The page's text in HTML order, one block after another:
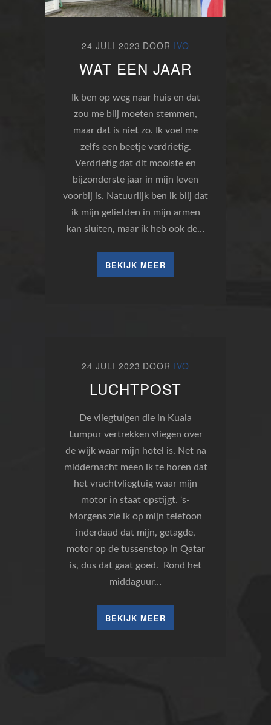
24 JULI 2023 DOOR IVO
WAT EEN JAAR
Ik ben op weg naar huis en dat
zou me blij moeten stemmen,
maar dat is niet zo. Ik voel me
zelfs een beetje verdrietig.
Verdrietig dat dit mooiste en
bijzonderste jaar in mijn leven
voorbij is. Natuurlijk ben ik blij dat
ik mijn geliefden in mijn armen
kan sluiten, maar ik heb ook de…
BEKIJK MEER
24 JULI 2023 DOOR IVO
LUCHTPOST
De vliegtuigen die in Kuala
Lumpur vertrekken vliegen over
de wijk waar mijn hotel is. Net na
middernacht meen ik te horen dat
het vrachtvliegtuig waar mijn
motor in staat opstijgt. ‘s-
Morgens zie ik op mijn telefoon
inderdaad dat mijn, getagde,
motor op de tussenstop in Qatar
is, dus dat gaat goed. Rond het
middaguur…
BEKIJK MEER